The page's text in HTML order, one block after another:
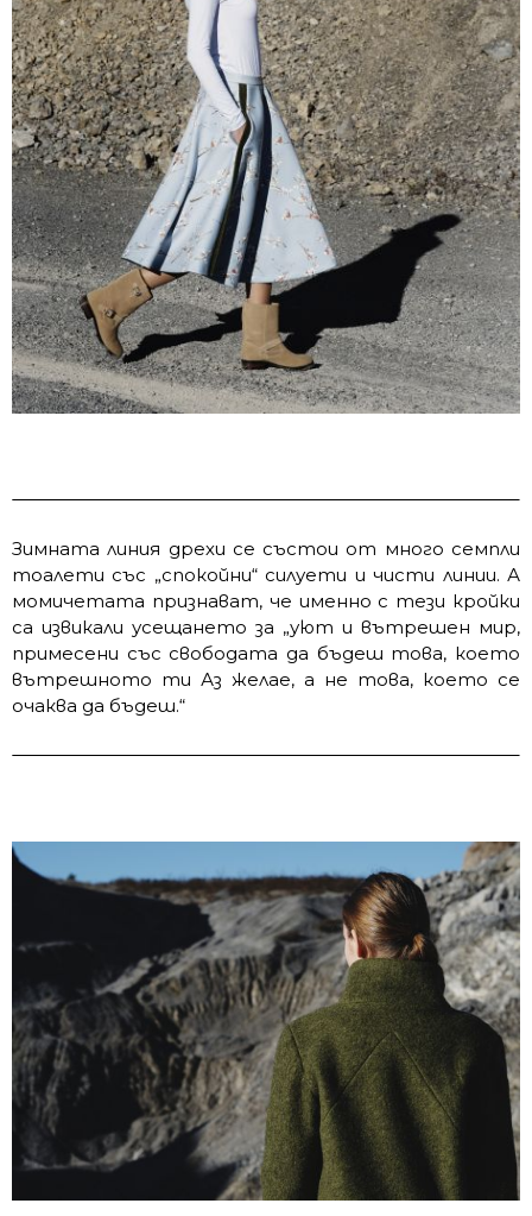
Зимната линия дрехи се състои от много семпли
тоалети със „спокойни“ силуети и чисти линии. А
момичетата признават, че именно с тези кройки
са извикали усещането за „уют и вътрешен мир,
примесени със свободата да бъдеш това, което
вътрешното ти Аз желае, а не това, което се
очаква да бъдеш.“